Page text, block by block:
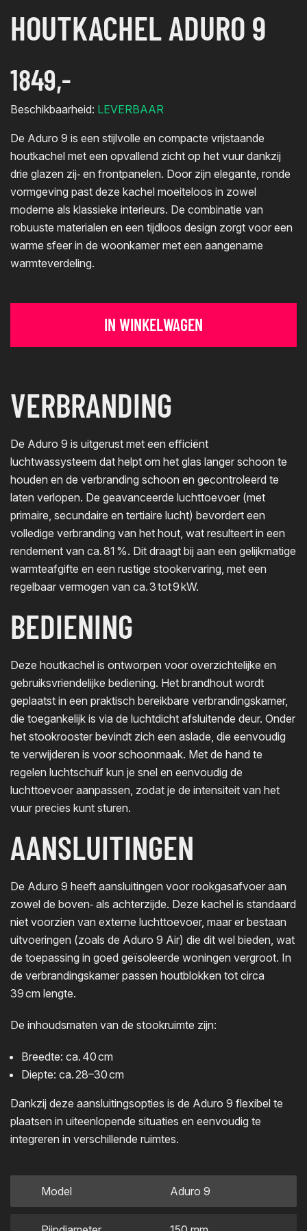
HOUTKACHEL ADURO 9
1849,-
De Aduro 9 is een stijlvolle en compacte vrijstaande
houtkachel met een opvallend zicht op het vuur dankzij
drie glazen zij‑ en frontpanelen. Door zijn elegante, ronde
vormgeving past deze kachel moeiteloos in zowel
moderne als klassieke interieurs. De combinatie van
robuuste materialen en een tijdloos design zorgt voor een
warme sfeer in de woonkamer met een aangename
warmteverdeling.
Beschikbaarheid: LEVERBAAR
IN WINKELWAGEN
VERBRANDING
De Aduro 9 is uitgerust met een efficiënt
luchtwassysteem dat helpt om het glas langer schoon te
houden en de verbranding schoon en gecontroleerd te
laten verlopen. De geavanceerde luchttoevoer (met
primaire, secundaire en tertiaire lucht) bevordert een
volledige verbranding van het hout, wat resulteert in een
rendement van ca. 81 %. Dit draagt bij aan een gelijkmatige
warmteafgifte en een rustige stookervaring, met een
regelbaar vermogen van ca. 3 tot 9 kW.
BEDIENING
Deze houtkachel is ontworpen voor overzichtelijke en
gebruiksvriendelijke bediening. Het brandhout wordt
geplaatst in een praktisch bereikbare verbrandingskamer,
die toegankelijk is via de luchtdicht afsluitende deur. Onder
het stookrooster bevindt zich een aslade, die eenvoudig
te verwijderen is voor schoonmaak. Met de hand te
regelen luchtschuif kun je snel en eenvoudig de
luchttoevoer aanpassen, zodat je de intensiteit van het
vuur precies kunt sturen.
AANSLUITINGEN
De Aduro 9 heeft aansluitingen voor rookgasafvoer aan
zowel de boven‑ als achterzijde. Deze kachel is standaard
niet voorzien van externe luchttoevoer, maar er bestaan
uitvoeringen (zoals de Aduro 9 Air) die dit wel bieden, wat
de toepassing in goed geïsoleerde woningen vergroot. In
de verbrandingskamer passen houtblokken tot circa
39 cm lengte.
De inhoudsmaten van de stookruimte zijn:
Breedte: ca. 40 cm
Diepte: ca. 28–30 cm
Dankzij deze aansluitingsopties is de Aduro 9 flexibel te
plaatsen in uiteenlopende situaties en eenvoudig te
integreren in verschillende ruimtes.
Model Aduro 9